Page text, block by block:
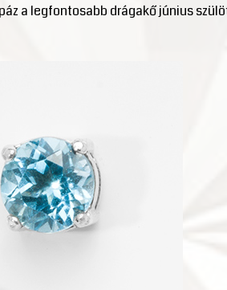
a legfontosabb drágakő június